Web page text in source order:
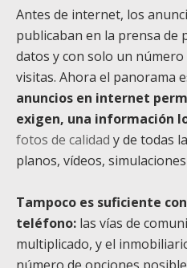
Antes de internet, los
publicaban en la prensa de
datos y con solo un
visitas. Ahora el panorama
anuncios en internet
exigen, una información
fotos de calidad y de todas
planos, vídeos,
Tampoco es suficiente
teléfono: las vías de
multiplicado, y el